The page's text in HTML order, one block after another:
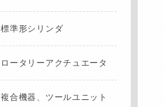
標準形シリンダ
ロータリー アクチュエータ
複合機器、 ツールユニット